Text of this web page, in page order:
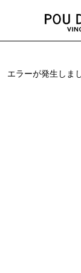
エラーが発生しま